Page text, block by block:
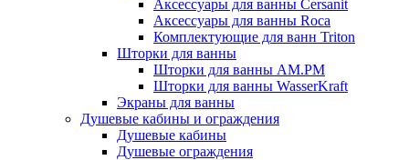
Аксессуары для ванны Cersanit
Аксессуары для ванны Roca
Комплектующие для ванн Triton
Шторки для ванны
Шторки для ванны AM.PM
Шторки для ванны WasserKraft
Экраны для ванны
Душевые кабины и ограждения
Душевые кабины
Душевые ограждения